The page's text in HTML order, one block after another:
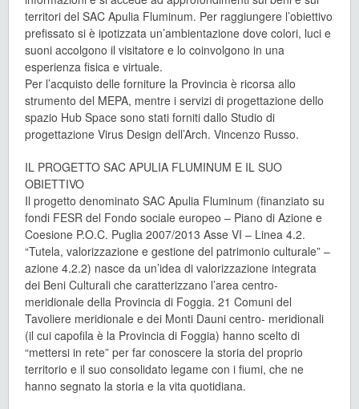
territori del SAC Apulia Fluminum. Per raggiungere l’obiettivo
prefissato si è ipotizzata un’ambientazione dove colori, luci e
suoni accolgono il visitatore e lo coinvolgono in una
esperienza fisica e virtuale.
Per l’acquisto delle forniture la Provincia è ricorsa allo
strumento del MEPA, mentre i servizi di progettazione dello
spazio Hub Space sono stati forniti dallo Studio di
progettazione Virus Design dell’Arch. Vincenzo Russo.
IL PROGETTO SAC APULIA FLUMINUM E IL SUO
OBIETTIVO
Il progetto denominato SAC Apulia Fluminum (finanziato su
fondi FESR del Fondo sociale europeo – Piano di Azione e
Coesione P.O.C. Puglia 2007/2013 Asse VI – Linea 4.2.
“Tutela, valorizzazione e gestione del patrimonio culturale” –
azione 4.2.2) nasce da un’idea di valorizzazione integrata
dei Beni Culturali che caratterizzano l’area centro-
meridionale della Provincia di Foggia. 21 Comuni del
Tavoliere meridionale e dei Monti Dauni centro- meridionali
(il cui capofila è la Provincia di Foggia) hanno scelto di
“mettersi in rete” per far conoscere la storia del proprio
territorio e il suo consolidato legame con i fiumi, che ne
hanno segnato la storia e la vita quotidiana.